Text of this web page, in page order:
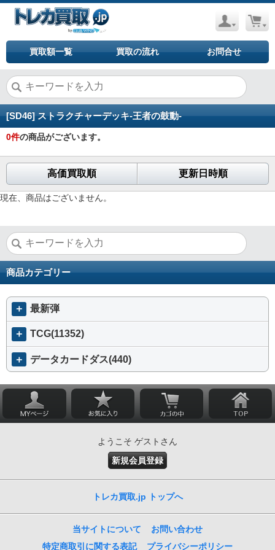
買取額一覧 買取の流れ お問合せ
[SD46] ストラクチャーデッキ-王者の鼓動-
0件の商品がございます。
高価買取順 更新日時順
現在、商品はございません。
商品カテゴリー
＋ 最新弾
＋ TCG(11352)
＋ データカードダス(440)
ようこそ ゲストさん
新規会員登録
トレカ買取.jp トップへ
当サイトについて
お問い合わせ
特定商取引に関する表記
プライバシーポリシー